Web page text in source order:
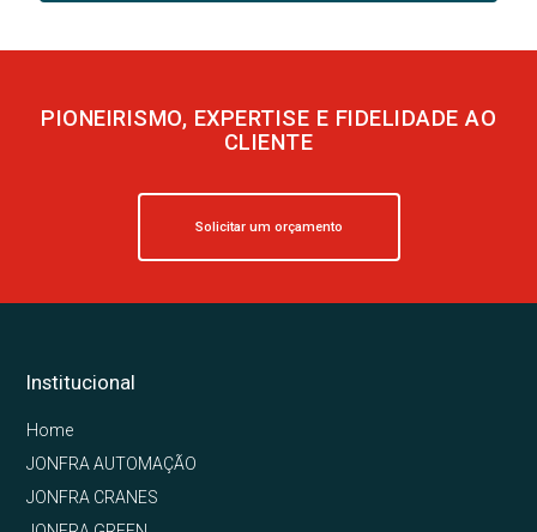
PIONEIRISMO, EXPERTISE E FIDELIDADE AO
CLIENTE
Solicitar um orçamento
Institucional
Home
JONFRA AUTOMAÇÃO
JONFRA CRANES